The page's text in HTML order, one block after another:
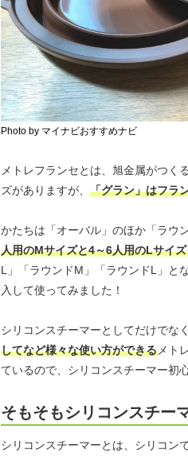
Photo by マイナビおすすめナビ
メトレフランセとは、旭金属がつく
ズがありますが、 「グラン」はフラ
かたちは「オーバル」のほか「ラウ
人用のMサイズと4～6人用のLサイ
L」「ラウンドM」「ラウンドL」と
入して使ってみました！
シリコンスチーマーとしてだけでなく
してなど様々な使い方ができる メト
ているので、シリコンスチーマー初
そもそもシリコンスチー
シリコンスチーマーとは、シリコン